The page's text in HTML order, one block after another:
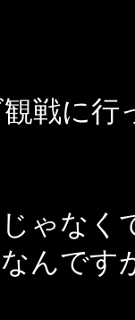
戦に行
ゃなく
んです